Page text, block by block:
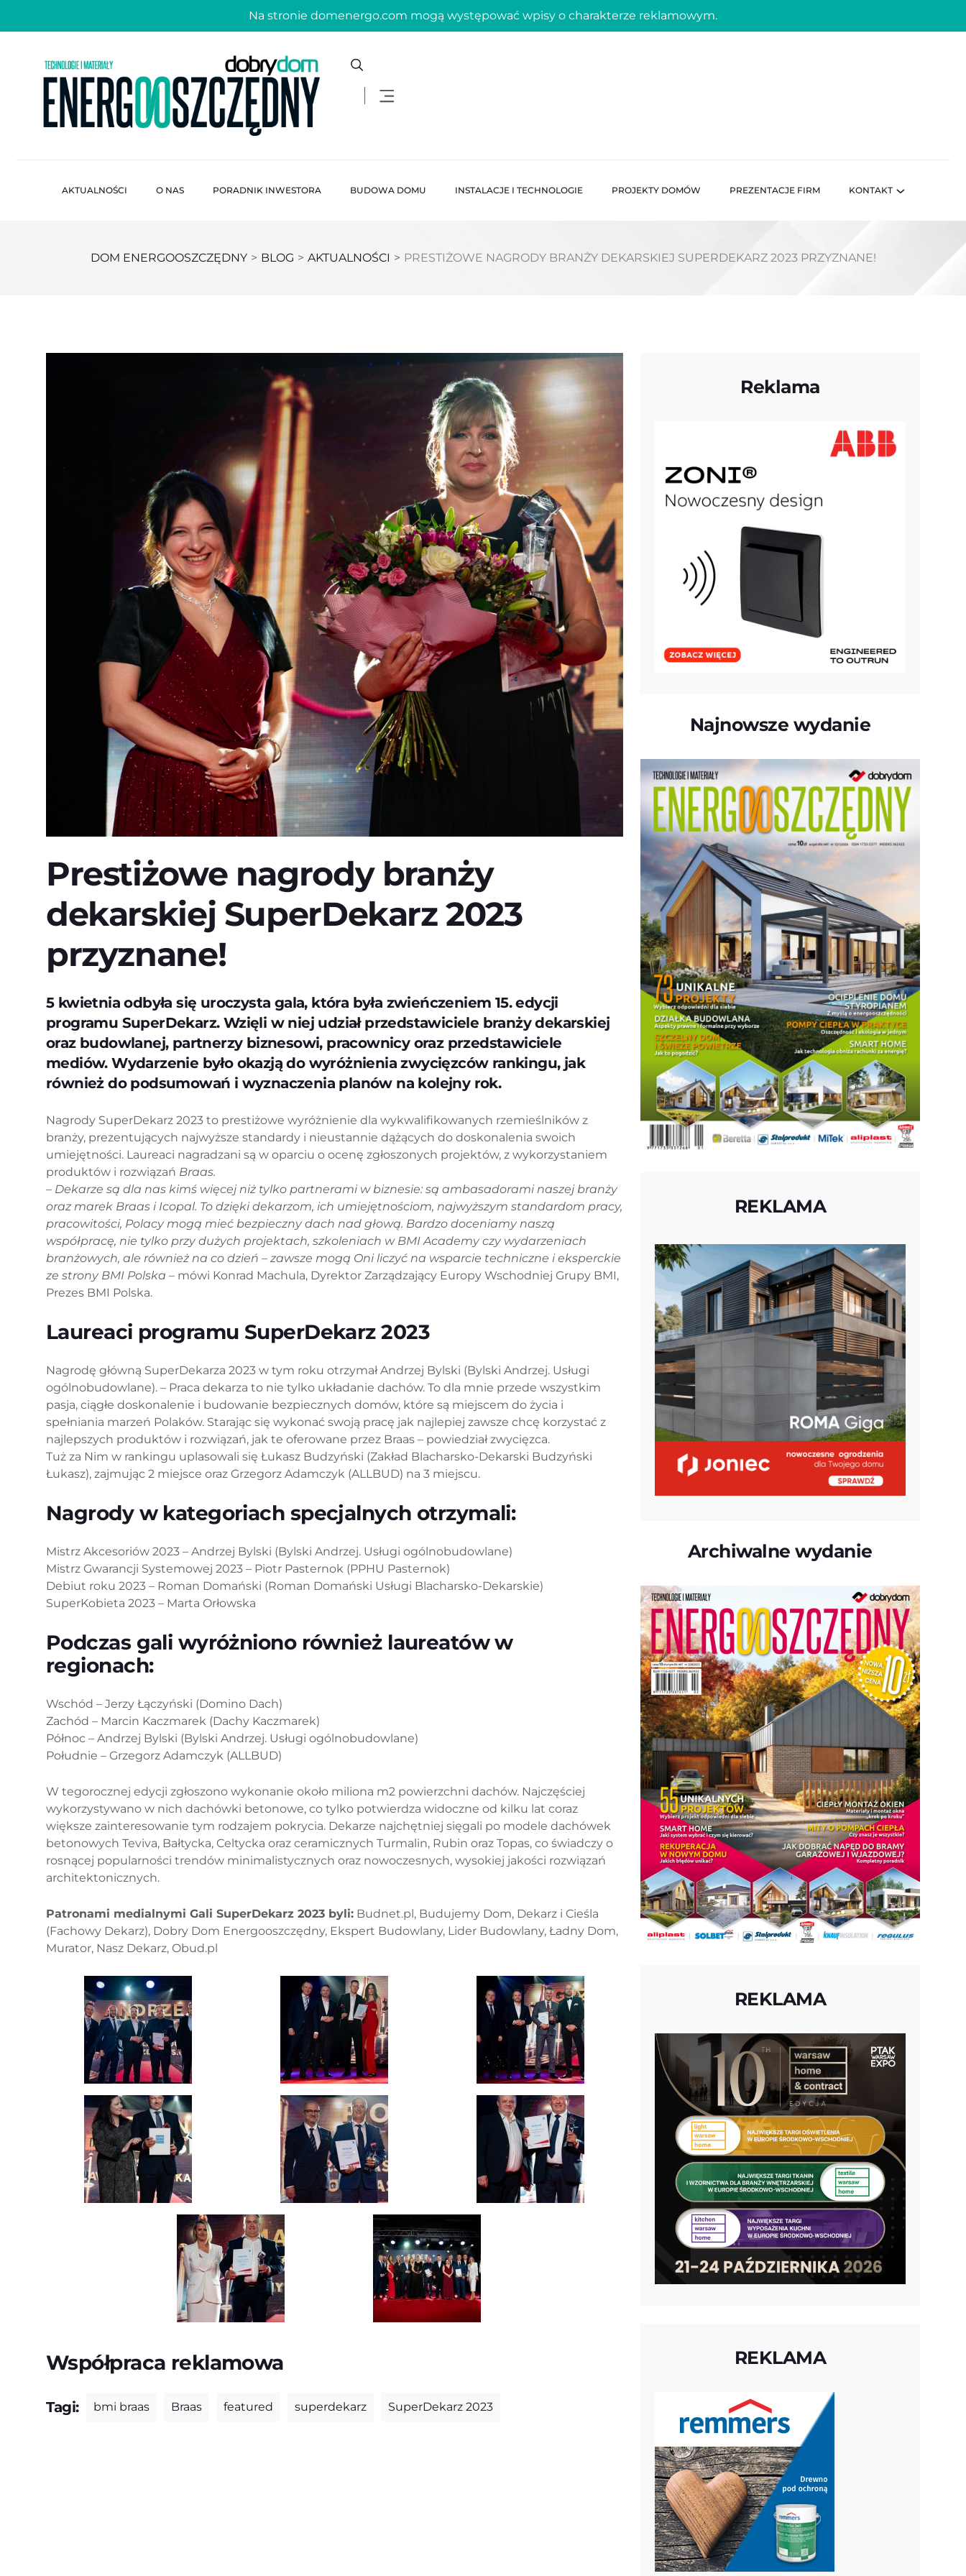
Na stronie domenergo.com mogą występować wpisy o charakterze reklamowym.
AKTUALNOŚCI O NAS PORADNIK INWESTORA BUDOWA DOMU INSTALACJE I TECHNOLOGIE PROJEKTY DOMÓW PREZENTACJE FIRM KONTAKT
DOM ENERGOOSZCZĘDNY > BLOG > AKTUALNOŚCI > PRESTIŻOWE NAGRODY BRANŻY DEKARSKIEJ SUPERDEKARZ 2023 PRZYZNANE!
Prestiżowe nagrody branży
dekarskiej SuperDekarz 2023
przyznane!
5 kwietnia odbyła się uroczysta gala, która była zwieńczeniem 15. edycji
programu SuperDekarz. Wzięli w niej udział przedstawiciele branży dekarskiej
oraz budowlanej, partnerzy biznesowi, pracownicy oraz przedstawiciele
mediów. Wydarzenie było okazją do wyróżnienia zwycięzców rankingu, jak
również do podsumowań i wyznaczenia planów na kolejny rok.
Nagrody SuperDekarz 2023 to prestiżowe wyróżnienie dla wykwalifikowanych rzemieślników z
branży, prezentujących najwyższe standardy i nieustannie dążących do doskonalenia swoich
umiejętności. Laureaci nagradzani są w oparciu o ocenę zgłoszonych projektów, z wykorzystaniem
produktów i rozwiązań Braas.
– Dekarze są dla nas kimś więcej niż tylko partnerami w biznesie: są ambasadorami naszej branży
oraz marek Braas i Icopal. To dzięki dekarzom, ich umiejętnościom, najwyższym standardom pracy,
pracowitości, Polacy mogą mieć bezpieczny dach nad głową. Bardzo doceniamy naszą
współpracę, nie tylko przy dużych projektach, szkoleniach w BMI Academy czy wydarzeniach
branżowych, ale również na co dzień – zawsze mogą Oni liczyć na wsparcie techniczne i eksperckie
ze strony BMI Polska – mówi Konrad Machula, Dyrektor Zarządzający Europy Wschodniej Grupy BMI,
Prezes BMI Polska.
Laureaci programu SuperDekarz 2023
Nagrodę główną SuperDekarza 2023 w tym roku otrzymał Andrzej Bylski (Bylski Andrzej. Usługi
ogólnobudowlane). – Praca dekarza to nie tylko układanie dachów. To dla mnie przede wszystkim
pasja, ciągłe doskonalenie i budowanie bezpiecznych domów, które są miejscem do życia i
spełniania marzeń Polaków. Starając się wykonać swoją pracę jak najlepiej zawsze chcę korzystać z
najlepszych produktów i rozwiązań, jak te oferowane przez Braas – powiedział zwycięzca.
Tuż za Nim w rankingu uplasowali się Łukasz Budzyński (Zakład Blacharsko-Dekarski Budzyński
Łukasz), zajmując 2 miejsce oraz Grzegorz Adamczyk (ALLBUD) na 3 miejscu.
Nagrody w kategoriach specjalnych otrzymali:
Mistrz Akcesoriów 2023 – Andrzej Bylski (Bylski Andrzej. Usługi ogólnobudowlane)
Mistrz Gwarancji Systemowej 2023 – Piotr Pasternok (PPHU Pasternok)
Debiut roku 2023 – Roman Domański (Roman Domański Usługi Blacharsko-Dekarskie)
SuperKobieta 2023 – Marta Orłowska
Podczas gali wyróżniono również laureatów w
regionach:
Wschód – Jerzy Łączyński (Domino Dach)
Zachód – Marcin Kaczmarek (Dachy Kaczmarek)
Północ – Andrzej Bylski (Bylski Andrzej. Usługi ogólnobudowlane)
Południe – Grzegorz Adamczyk (ALLBUD)
W tegorocznej edycji zgłoszono wykonanie około miliona m2 powierzchni dachów. Najczęściej
wykorzystywano w nich dachówki betonowe, co tylko potwierdza widoczne od kilku lat coraz
większe zainteresowanie tym rodzajem pokrycia. Dekarze najchętniej sięgali po modele dachówek
betonowych Teviva, Bałtycka, Celtycka oraz ceramicznych Turmalin, Rubin oraz Topas, co świadczy o
rosnącej popularności trendów minimalistycznych oraz nowoczesnych, wysokiej jakości rozwiązań
architektonicznych.
Patronami medialnymi Gali SuperDekarz 2023 byli: Budnet.pl, Budujemy Dom, Dekarz i Cieśla
(Fachowy Dekarz), Dobry Dom Energooszczędny, Ekspert Budowlany, Lider Budowlany, Ładny Dom,
Murator, Nasz Dekarz, Obud.pl
Współpraca reklamowa
Tagi: bmi braas Braas featured superdekarz SuperDekarz 2023
Reklama
Najnowsze wydanie
REKLAMA
Archiwalne wydanie
REKLAMA
REKLAMA